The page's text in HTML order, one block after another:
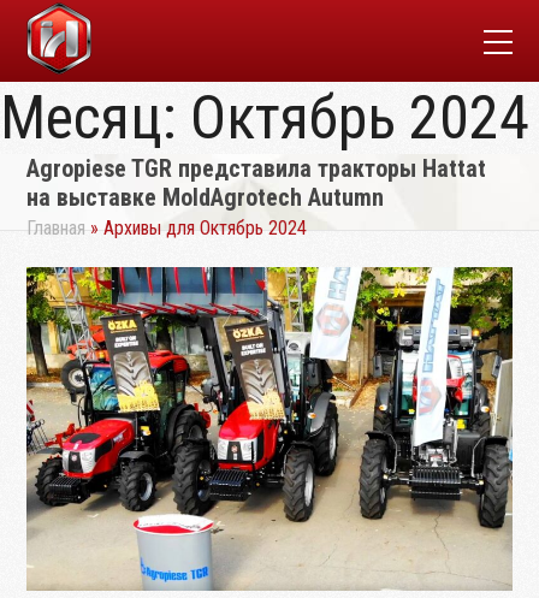
Месяц: Октябрь 2024
Agropiese TGR представила тракторы Hattat
на выставке MoldAgrotech Autumn
Главная »Архивы для Октябрь 2024